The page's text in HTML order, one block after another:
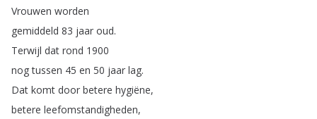
Vrouwen worden
gemiddeld 83 jaar oud.
Terwijl dat rond 1900
nog tussen 45 en 50 jaar lag.
Dat komt door betere hygiëne,
betere leefomstandigheden,